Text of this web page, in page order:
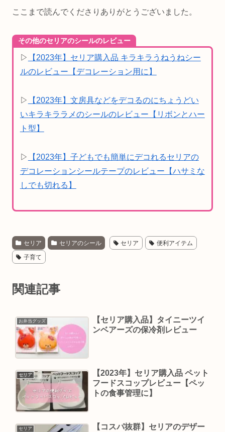
ここまで読んでくださりありがとうございました。
その他のセリアのシールのレビュー
▷
【2023年】セリア購入品 キラキラうねうねシー
ルのレビュー【デコレーション用に】
▷
【2023年】文房具などをデコるのにちょうどい
いキラキララメのシールのレビュー【リボンとハー
ト型】
▷
【2023年】子どもでも簡単にデコれるセリアの
デコレーションシールテープのレビュー【ハサミな
しでも切れる】
セリア セリアのシール セリア 便利アイテム
子育て
関連記事
お弁当グッズ
【セリア購入品】タイニーツイ
ンベアーズの保冷剤レビュー
セリア
【2023年】セリア購入品 ペット
フードスコップレビュー【ペッ
トの食事管理に】
セリア
【コスパ抜群】セリアのデザー